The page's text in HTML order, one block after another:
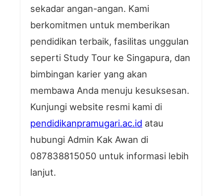
sekadar angan-angan. Kami
berkomitmen untuk memberikan
pendidikan terbaik, fasilitas unggulan
seperti Study Tour ke Singapura, dan
bimbingan karier yang akan
membawa Anda menuju kesuksesan.
Kunjungi website resmi kami di
pendidikanpramugari.ac.id atau
hubungi Admin Kak Awan di
087838815050 untuk informasi lebih
lanjut.